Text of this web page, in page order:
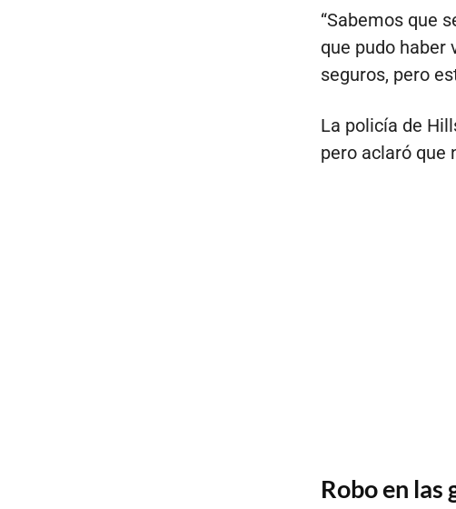
“Sabemos que
que pudo haber
seguros, pero
La policía de
pero aclaró que
Robo en las